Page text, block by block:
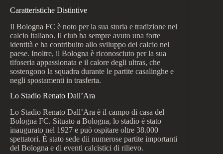
Caratteristiche Distintive
Il Bologna FC è noto per la sua storia e tradizione nel
calcio italiano. Il club ha sempre avuto una forte
identità e ha contribuito allo sviluppo del calcio nel
paese. Inoltre, il Bologna è riconosciuto per la sua
tifoseria appassionata e il calore degli ultras, che
sostengono la squadra durante le partite casalinghe e
negli spostamenti in trasferta.
Lo Stadio Renato Dall’Ara
Lo Stadio Renato Dall’Ara è il campo di casa del
Bologna FC. Situato a Bologna, lo stadio è stato
inaugurato nel 1927 e può ospitare oltre 38.000
spettatori. È stato sede dii numerose partite importanti
del Bologna e di eventi calcistici di rilievo.